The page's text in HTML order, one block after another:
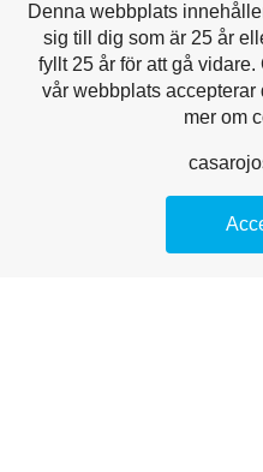
This is
This is a paragraph. To edit
and replace it with your
Denna webbplats
sig till dig som är 25 år
fyllt 25 år för att gå
vår webbplats
mer om